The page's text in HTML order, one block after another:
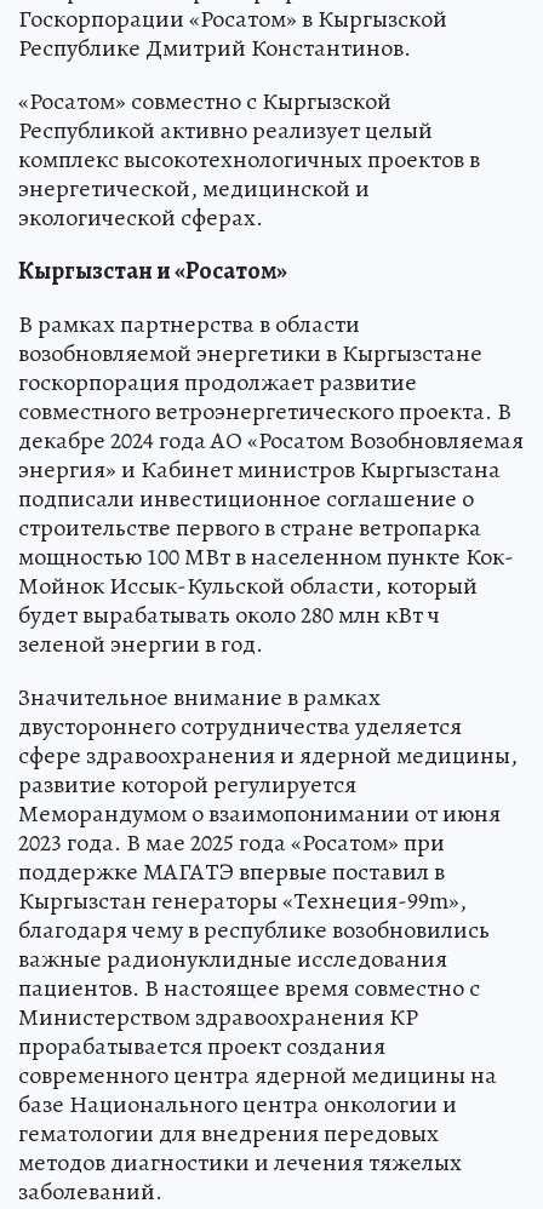
Госкорпорации «Росатом» в Кыргызской
Республике Дмитрий Константинов.
«Росатом» совместно с Кыргызской
Республикой активно реализует целый
комплекс высокотехнологичных проектов в
энергетической, медицинской и
экологической сферах.
Кыргызстан и «Росатом»
В рамках партнерства в области
возобновляемой энергетики в Кыргызстане
госкорпорация продолжает развитие
совместного ветроэнергетического проекта. В
декабре 2024 года АО «Росатом Возобновляемая
энергия» и Кабинет министров Кыргызстана
подписали инвестиционное соглашение о
строительстве первого в стране ветропарка
мощностью 100 МВт в населенном пункте Кок-
Мойнок Иссык-Кульской области, который
будет вырабатывать около 280 млн кВт ч
зеленой энергии в год.
Значительное внимание в рамках
двустороннего сотрудничества уделяется
сфере здравоохранения и ядерной медицины,
развитие которой регулируется
Меморандумом о взаимопонимании от июня
2023 года. В мае 2025 года «Росатом» при
поддержке МАГАТЭ впервые поставил в
Кыргызстан генераторы «Технеция-99m»,
благодаря чему в республике возобновились
важные радионуклидные исследования
пациентов. В настоящее время совместно с
Министерством здравоохранения КР
прорабатывается проект создания
современного центра ядерной медицины на
базе Национального центра онкологии и
гематологии для внедрения передовых
методов диагностики и лечения тяжелых
заболеваний.